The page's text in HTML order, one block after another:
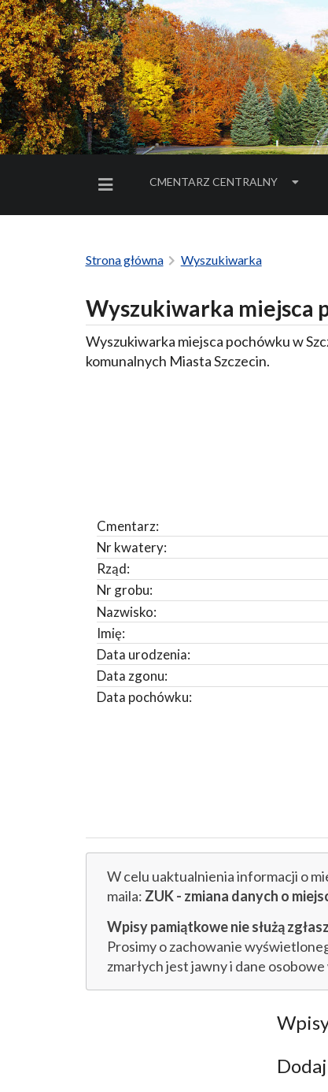
MENU BOCZNE
CMENTARZ CENTRALNY
Strona główna Wyszukiwarka
Wyszukiwarka miejsca
Wyszukiwarka miejsca pochówku w
komunalnych Miasta Szczecin.
Cmentarz:
Nr kwatery:
Rząd:
Nr grobu:
Nazwisko:
Imię:
Data urodzenia:
Data zgonu:
Data pochówku:
W celu uaktualnienia informacji o
maila: ZUK - zmiana danych o
Wpisy pamiątkowe nie służą
Prosimy o zachowanie
zmarłych jest jawny i dane